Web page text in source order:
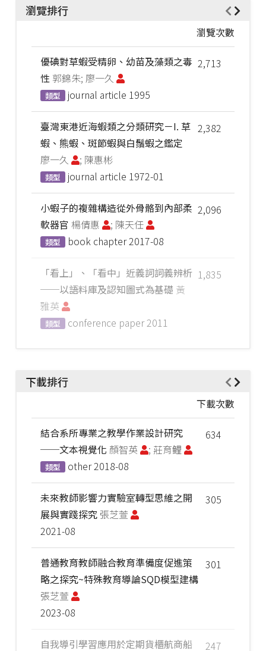
瀏覽排行
瀏覽次數
2,713
優碘對草蝦受精卵、幼苗及藻類之毒
性 郭錦朱; 廖一久
類型 journal article 1995
2,382
臺灣東港近海蝦類之分類研究－I. 草
蝦、熊蝦、斑節蝦與白鬚蝦之鑑定
廖一久
; 陳惠彬
類型 journal article 1972-01
2,096
小蝦子的複雜構造從外骨骼到內部柔
軟器官 楊倩惠 ; 陳天任
類型 book chapter2017-08
1,835
「看上」、「看中」近義詞詞義辨析
──以語料庫及認知圖式為基礎 黃
雅英
類型 conference paper2011
下載排行
下載次數
634
結合系所專業之教學作業設計研究
──文本視覺化 顏智英 ; 莊育鲤
類型 other2018-08
305
未來教師影響力實驗室轉型思維之開
展與實踐探究 張芝萱
2021-08
301
普通教育教師融合教育準備度促進策
略之探究~特殊教育導論SQD模型建構
張芝萱
2023-08
247
自我導引學習應用於定期貨櫃航商船